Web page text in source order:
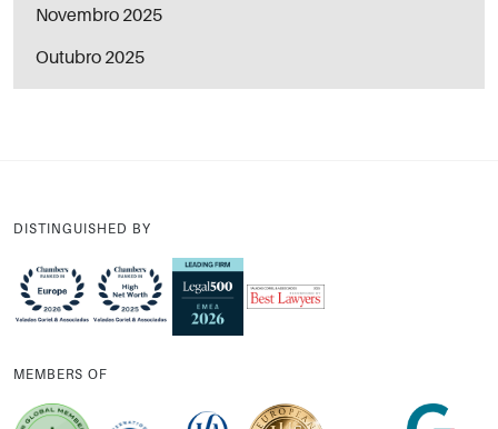
Novembro 2025
Outubro 2025
DISTINGUISHED BY
MEMBERS OF